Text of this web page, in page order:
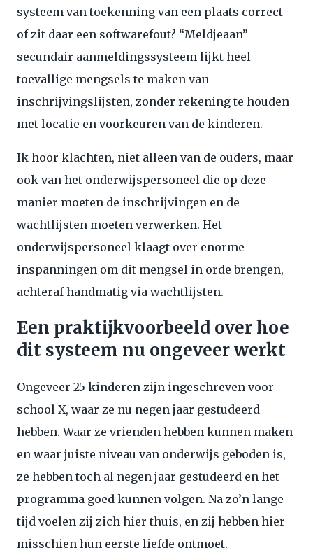
systeem van toekenning van een plaats correct
of zit daar een softwarefout? “Meldjeaan”
secundair aanmeldingssysteem lijkt heel
toevallige mengsels te maken van
inschrijvingslijsten, zonder rekening te houden
met locatie en voorkeuren van de kinderen.
Ik hoor klachten, niet alleen van de ouders, maar
ook van het onderwijspersoneel die op deze
manier moeten de inschrijvingen en de
wachtlijsten moeten verwerken. Het
onderwijspersoneel klaagt over enorme
inspanningen om dit mengsel in orde brengen,
achteraf handmatig via wachtlijsten.
Een praktijkvoorbeeld over hoe
dit systeem nu ongeveer werkt
Ongeveer 25 kinderen zijn ingeschreven voor
school X, waar ze nu negen jaar gestudeerd
hebben. Waar ze vrienden hebben kunnen maken
en waar juiste niveau van onderwijs geboden is,
ze hebben toch al negen jaar gestudeerd en het
programma goed kunnen volgen. Na zo’n lange
tijd voelen zij zich hier thuis, en zij hebben hier
misschien hun eerste liefde ontmoet.